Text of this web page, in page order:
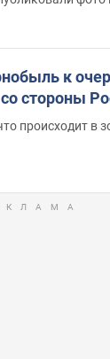
к
стороны
происходит в